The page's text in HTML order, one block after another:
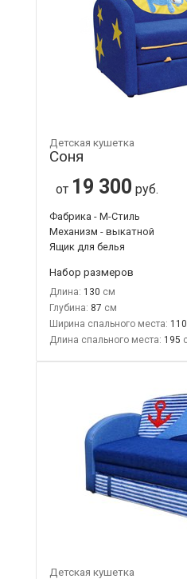
Детская кушетка
Соня
от 19 300 руб.
Фабрика - М-Стиль
Механизм - выкатной
Ящик для белья
Набор размеров
Длина: 130
Глубина: 87
Ширина спального места: 110
Длина спального места: 195
Детская кушетка